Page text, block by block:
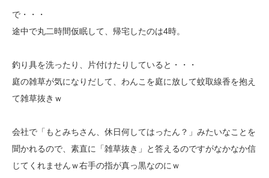
で・・・
途中で丸二時間仮眠して、帰宅したのは4時。
釣り具を洗ったり、片付けたりしていると・・・
庭の雑草が気になりだして、わんこを庭に放して蚊取線香を抱え
て雑草抜きｗ
会社で「もとみちさん、休日何してはったん？」みたいなことを
聞かれるので、素直に「雑草抜き」と答えるのですがなかなか信
じてくれませんｗ右手の指が真っ黒なのにｗ